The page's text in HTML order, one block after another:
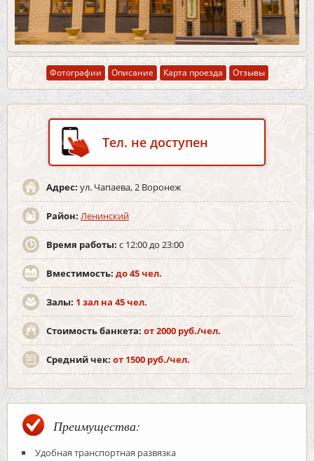
Фотографии Описание Карта проезда Отзывы
Тел. не доступен
Адрес: ул. Чапаева, 2 Воронеж
Район: Ленинский
Время работы: с 12:00 до 23:00
Вместимость: до 45 чел.
Залы: 1 зал на 45 чел.
Стоимость банкета: от 2000 руб./чел.
Средний чек: от 1500 руб./чел.
Преимущества:
Удобная транспортная развязка